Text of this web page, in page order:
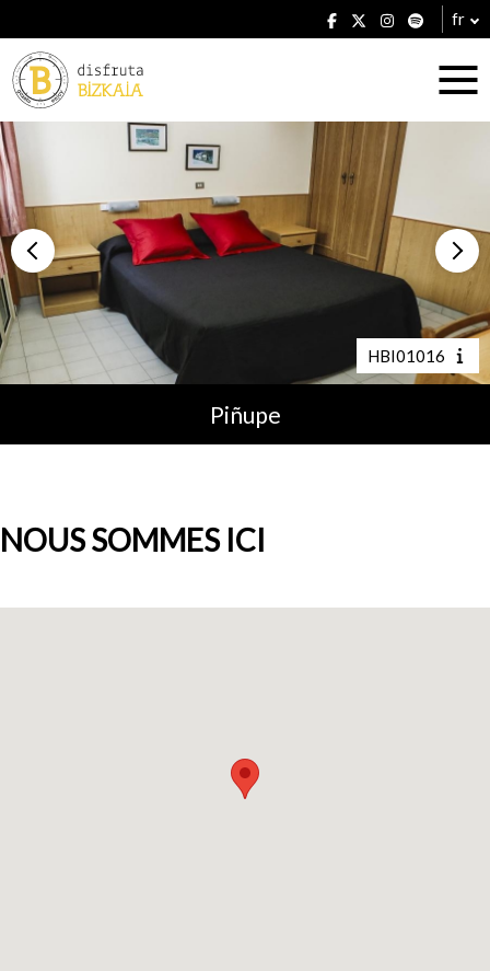
fr
Hébergement
Établissements
Plans
HBI01016
Piñupe
NOUS SOMMES ICI